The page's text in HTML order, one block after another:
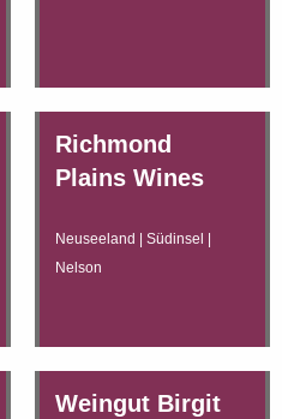
Richmond
Plains Wines
Neuseeland | Südinsel |
Nelson
Weingut Birgit